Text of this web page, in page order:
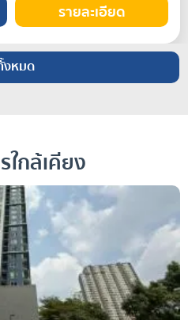
รายละเอียด
หมด
ใกล้เคียง